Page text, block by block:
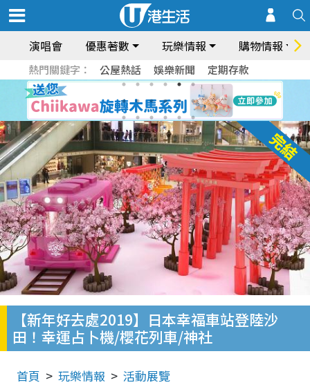
演唱會 優惠著數 玩樂情報 購物情報
熱門關鍵字： 公屋熱話 娛樂新聞 定期存款
【新年好去處2019】日本幸福車站登陸沙
田！幸運占卜機/櫻花列車/神社
首頁 玩樂情報 活動展覽